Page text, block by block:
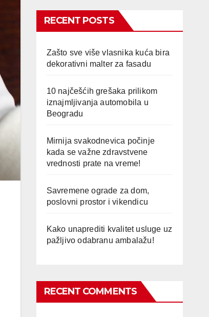
RECENT POSTS
Zašto sve više vlasnika kuća bira
dekorativni malter za fasadu
10 najčešćih grešaka prilikom
iznajmljivanja automobila u
Beogradu
Mirnija svakodnevica počinje
kada se važne zdravstvene
vrednosti prate na vreme!
Savremene ograde za dom,
poslovni prostor i vikendicu
Kako unaprediti kvalitet usluge uz
pažljivo odabranu ambalažu!
RECENT COMMENTS